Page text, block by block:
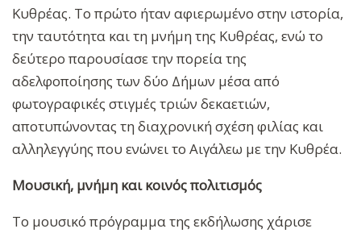
Κυθρέας. Το πρώτο ήταν αφιερωμένο στην ιστορία,
την ταυτότητα και τη μνήμη της Κυθρέας, ενώ το
δεύτερο παρουσίασε την πορεία της
αδελφοποίησης των δύο Δήμων μέσα από
φωτογραφικές στιγμές τριών δεκαετιών,
αποτυπώνοντας τη διαχρονική σχέση φιλίας και
αλληλεγγύης που ενώνει το Αιγάλεω με την Κυθρέα.
Μουσική, μνήμη και κοινός πολιτισμός
Το μουσικό πρόγραμμα της εκδήλωσης χάρισε